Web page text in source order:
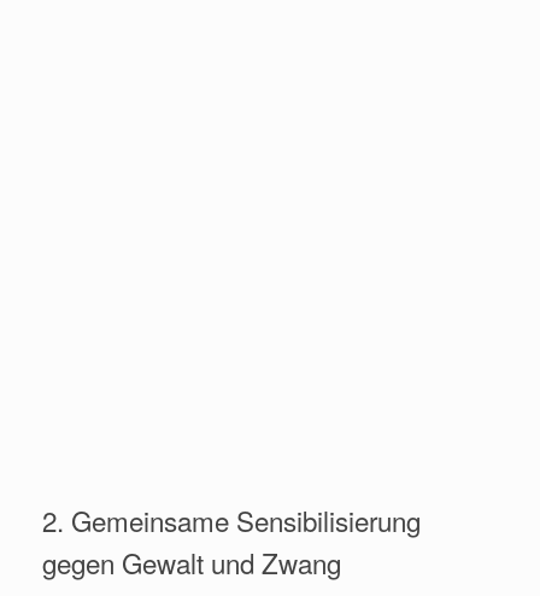
2. Gemeinsame Sensibilisierung
gegen Gewalt und Zwang